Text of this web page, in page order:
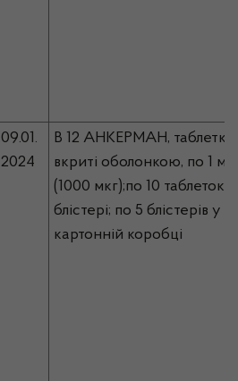
09.01.
2024
В 12 АНКЕРМАН, таблетки,
вкриті оболонкою, по 1 мг
(1000 мкг);по 10 таблеток у
блістері; по 5 блістерів у
картонній коробці